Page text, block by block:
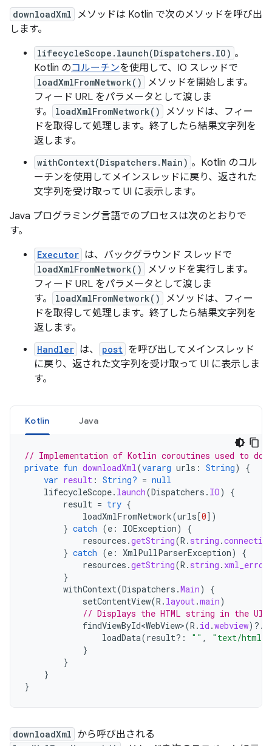
downloadXml
メソッドは Kotlin で次のメソッドを呼び出
します。
lifecycleScope.launch(Dispatchers.IO) 。
Kotlin のコルーチンを使用して、IO スレッドで
loadXmlFromNetwork()
メソッドを開始します。
フィード URL をパラメータとして渡しま
す。
loadXmlFromNetwork()
メソッドは、フィー
ドを取得して処理します。終了したら結果文字列を
返します。
withContext(Dispatchers.Main) 。Kotlin のコル
ーチンを使用してメインスレッドに戻り、返された
文字列を受け取って UI に表示します。
Java プログラミング言語でのプロセスは次のとおりで
す。
Executor は、バックグラウンド スレッドで
loadXmlFromNetwork()
メソッドを実行します。
フィード URL をパラメータとして渡しま
す。
loadXmlFromNetwork()
メソッドは、フィー
ドを取得して処理します。終了したら結果文字列を
返します。
Handler は、 post を呼び出してメインスレッド
に戻り、返された文字列を受け取って UI に表示しま
す。
Kotlin Java
// Implementation of Kotlin coroutines used to
private fun downloadXml(vararg urls : String)
{
var result : String? = null
lifecycleScope. launch(Dispatchers . IO)
{
result = try {
loadXmlFromNetwork(urls[0] )
} catch (e : IOException)
{
resources .getString(R . string .
} catch (e : XmlPullParserException)
{
resources .getString(R . string . xml_error
}
withContext(Dispatchers .Main)
{
setContentView(R . layout.main)
// Displays the HTML string in the UI
findViewById<WebView>(R . id .webview) ?.
loadData(result?: "" , "text/html"
}
}
}
}
downloadXml から呼び出される